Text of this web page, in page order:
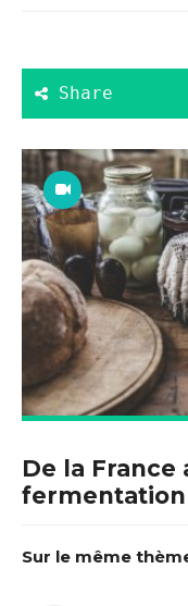
De la France
fermentation
Sur le même